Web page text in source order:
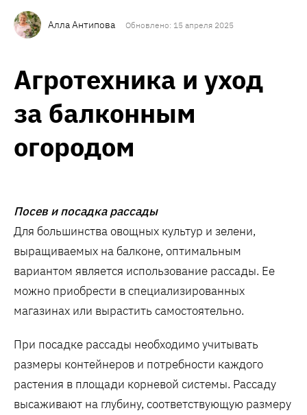
Алла Антипова Обновлено: 15 апреля 2025
Агротехника и уход
за балконным
огородом
Посев и посадка рассады
Для большинства овощных культур и зелени,
выращиваемых на балконе, оптимальным
вариантом является использование рассады. Ее
можно приобрести в специализированных
магазинах или вырастить самостоятельно.
При посадке рассады необходимо учитывать
размеры контейнеров и потребности каждого
растения в площади корневой системы. Рассаду
высаживают на глубину, соответствующую размеру